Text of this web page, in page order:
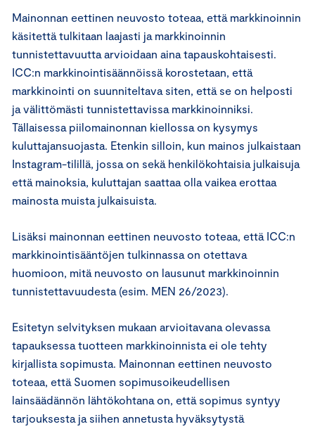
Mainonnan eettinen neuvosto toteaa, että markkinoinnin
käsitettä tulkitaan laajasti ja markkinoinnin
tunnistettavuutta arvioidaan aina tapauskohtaisesti.
ICC:n markkinointisäännöissä korostetaan, että
markkinointi on suunniteltava siten, että se on helposti
ja välittömästi tunnistettavissa markkinoinniksi.
Tällaisessa piilomainonnan kiellossa on kysymys
kuluttajansuojasta. Etenkin silloin, kun mainos julkaistaan
Instagram-tilillä, jossa on sekä henkilökohtaisia julkaisuja
että mainoksia, kuluttajan saattaa olla vaikea erottaa
mainosta muista julkaisuista.
Lisäksi mainonnan eettinen neuvosto toteaa, että ICC:n
markkinointisääntöjen tulkinnassa on otettava
huomioon, mitä neuvosto on lausunut markkinoinnin
tunnistettavuudesta (esim. MEN 26/2023).
Esitetyn selvityksen mukaan arvioitavana olevassa
tapauksessa tuotteen markkinoinnista ei ole tehty
kirjallista sopimusta. Mainonnan eettinen neuvosto
toteaa, että Suomen sopimusoikeudellisen
lainsäädännön lähtökohtana on, että sopimus syntyy
tarjouksesta ja siihen annetusta hyväksytystä